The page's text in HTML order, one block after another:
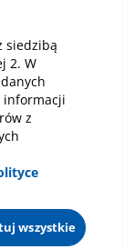
Mapa strony
siedzibą
2. W
informacji
z
wszystkie